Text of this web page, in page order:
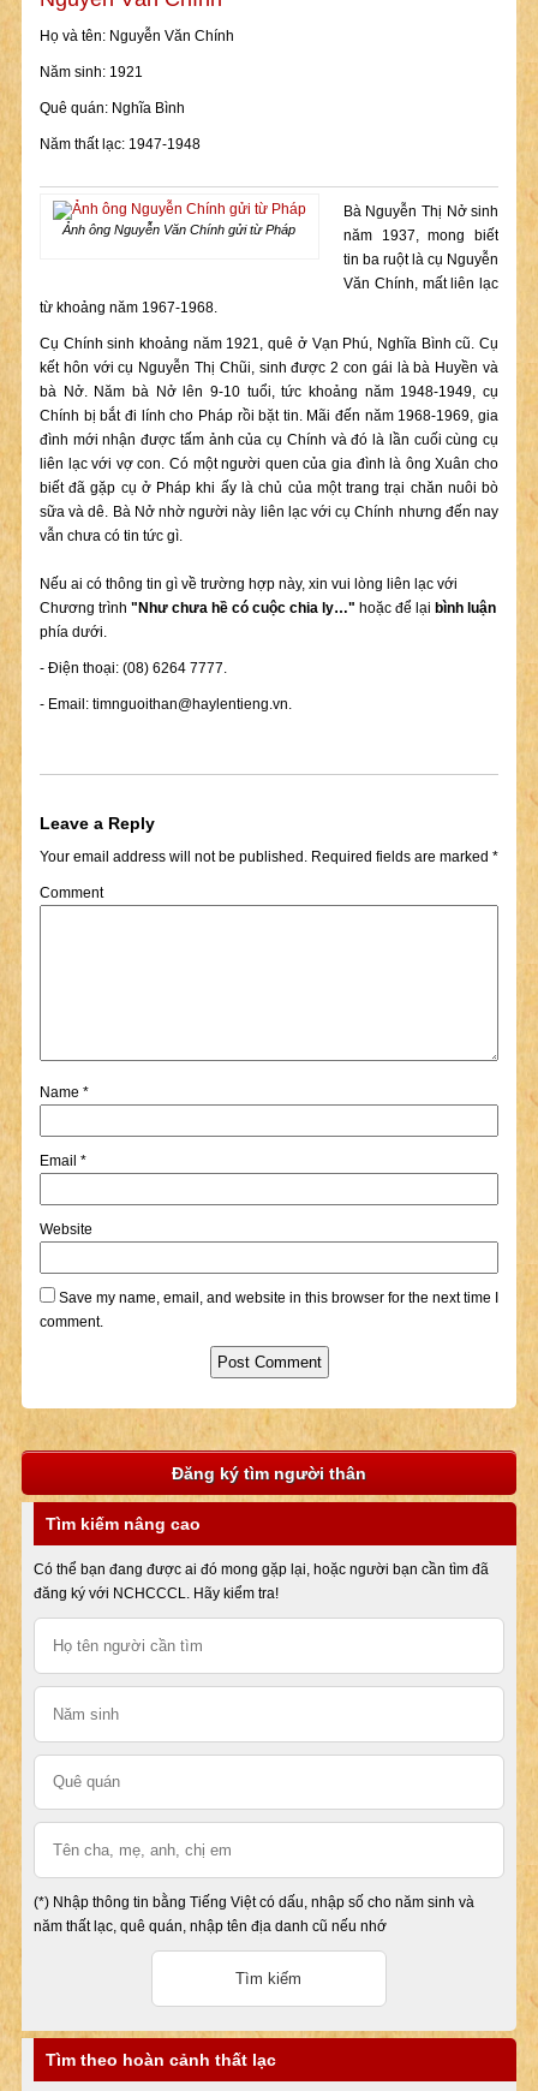
Họ và tên: Nguyễn Văn Chính
Năm sinh: 1921
Quê quán: Nghĩa Bình
Năm thất lạc: 1947-1948
Ảnh ông Nguyễn Văn Chính gửi từ Pháp
Bà Nguyễn Thị Nở sinh
năm 1937, mong biết
tin ba ruột là cụ Nguyễn
Văn Chính, mất liên lạc
từ khoảng năm 1967-1968.
Cụ Chính sinh khoảng năm 1921, quê ở Vạn Phú, Nghĩa Bình cũ. Cụ
kết hôn với cụ Nguyễn Thị Chũi, sinh được 2 con gái là bà Huyền và
bà Nở. Năm bà Nở lên 9-10 tuổi, tức khoảng năm 1948-1949, cụ
Chính bị bắt đi lính cho Pháp rồi bặt tin. Mãi đến năm 1968-1969, gia
đình mới nhận được tấm ảnh của cụ Chính và đó là lần cuối cùng cụ
liên lạc với vợ con. Có một người quen của gia đình là ông Xuân cho
biết đã gặp cụ ở Pháp khi ấy là chủ của một trang trại chăn nuôi bò
sữa và dê. Bà Nở nhờ người này liên lạc với cụ Chính nhưng đến nay
vẫn chưa có tin tức gì.
Nếu ai có thông tin gì về trường hợp này, xin vui lòng liên lạc với
Chương trình "Như chưa hề có cuộc chia ly…" hoặc để lại bình luận
phía dưới.
- Điện thoại: (08) 6264 7777.
- Email: timnguoithan@haylentieng.vn.
Leave a Reply
Your email address will not be published.Required fields are marked *
Comment
Name *
Email *
Website
Save my name, email, and website in this browser for the next time I
comment.
Đăng ký tìm người thân
Tìm kiếm nâng cao
Có thể bạn đang được ai đó mong gặp lại, hoặc người bạn cần tìm đã
đăng ký với NCHCCCL. Hãy kiểm tra!
(*) Nhập thông tin bằng Tiếng Việt có dấu, nhập số cho năm sinh và
năm thất lạc, quê quán, nhập tên địa danh cũ nếu nhớ
Tìm theo hoàn cảnh thất lạc